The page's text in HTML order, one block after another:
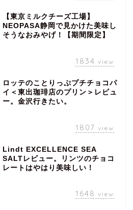
【東京ミルクチーズ工場】
NEOPASA静岡で見かけた美味し
そうなおみやげ！【期間限定】
1834 view
ロッテのことりっぷプチチョコパ
イ＜東出珈琲店のプリン＞レビュ
ー。金沢行きたい。
1807 view
Lindt EXCELLENCE SEA
SALTレビュー。リンツのチョコ
レートはやはり美味しい！
1648 view